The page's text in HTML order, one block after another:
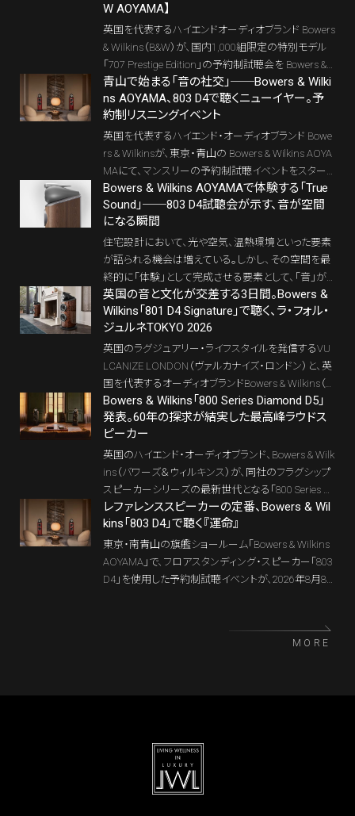
W AOYAMA】
英国を代表するハイエンドオーディオブランド Bowers
& Wilkins（B&W）が、国内1,000組限定の特別モデル
「707 Prestige Edition」の予約制試聴会を Bowers &
Wilkins AOYAMA（東京・南青山）で2025年12月6日
に開催する。名盤『カンターテ・ドミノ』の教会残響を、
青山の美しいVIPルームで体感できる貴重なイベント
だ。 本記事では、707 Prestige Editionの魅力、B&Wの
ブランド史、青山ショールームの特徴まで徹底解説。
最新のハイエンドオーディオを探す方に必見の内容
だ。
青山で始まる「音の社交」──Bowers & Wilki
ns AOYAMA、803 D4で聴くニューイヤー。予
約制リスニングイベント
英国を代表するハイエンド・オーディオブランド Bowe
rs & Wilkinsが、東京・青山の Bowers & Wilkins AOYA
MAにて、マンスリーの予約制試聴イベントをスタート
する。第一回は2026年1月10日（土）。テーマは「#01：
ハイエンド・スピーカー 803 D4で聴くニューイヤーコ
ンサート」。新しい年の幕開けにふさわしい、格調高い
音楽体験が用意される。会場となるのは、英国発のラ
イフスタイル・アーケード ヴァルカナイズ・ロンドン青
山 内のVIPルーム。1組最大3名、45分間という贅沢な
時間のなかで、Bowers & Wilkinsのフラッグシップ思
想を色濃く受け継ぐ「803 D4」の実力を、静かに、そし
て深く味わうことができる。
Bowers & Wilkins AOYAMAで体験する「True
Sound」──803 D4試聴会が示す、音が空間
になる瞬間
住宅設計において、光や空気、温熱環境といった要素
が語られる機会は増えている。しかし、その空間を最
終的に「体験」として完成させる要素として、「音」が
十分に論じられているとは言い難い。だが、音は空間
の印象そのものを書き換える力を持つ。それは単な
る再生ではなく、建築と同じく設計されるべき環境要
素である。
英国の音と文化が交差する3日間。Bowers &
Wilkins「801 D4 Signature」で聴く、ラ・フォル・
ジュルネTOKYO 2026
英国のラグジュアリー・ライフスタイルを発信するVU
LCANIZE LONDON（ヴァルカナイズ・ロンドン）と、英
国を代表するオーディオブランドBowers & Wilkins（バ
ウワース アンド ウィルキンズ）のショールーム「Bowe
rs & Wilkins AOYAMA」が、2026年5月3日（日・祝）か
ら5月5日（火・祝）まで東京国際フォーラムで開催さ
れるクラシック音楽祭「ラ・フォル・ジュルネ TOKYO 2
026」に出展する。
Bowers & Wilkins「800 Series Diamond D5」
発表。60年の探求が結実した最高峰ラウドス
ピーカー
英国のハイエンド・オーディオブランド、Bowers & Wilk
ins（バワーズ＆ウィルキンス）が、同社のフラグシップ
スピーカーシリーズの最新世代となる「800 Series Di
amond D5」を発表した。日本国内における受注開始
は2026年秋を予定。正式な受注開始日、出荷時期、
国内希望小売価格については、確定次第改めて案内
される予定だ。
レファレンススピーカーの定番、Bowers & Wil
kins「803 D4」で聴く『運命』
東京・南青山の旗艦ショールーム「Bowers & Wilkins
AOYAMA」で、フロアスタンディング・スピーカー「803
D4」を使用した予約制試聴イベントが、2026年8月8
聴き比べる夏休み特別企画。通常の2倍となる90分、
各回1組限定の環境で、作品と録音の違いにじっくり
MORE